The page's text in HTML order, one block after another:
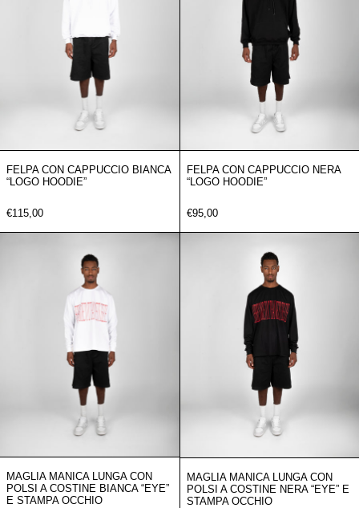
FELPA CON CAPPUCCIO BIANCA
“LOGO HOODIE”
€115,00
FELPA CON CAPPUCCIO NERA
“LOGO HOODIE”
€95,00
MAGLIA MANICA LUNGA CON
POLSI A COSTINE BIANCA “EYE”
E STAMPA OCCHIO
MAGLIA MANICA LUNGA CON
POLSI A COSTINE NERA “EYE” E
STAMPA OCCHIO